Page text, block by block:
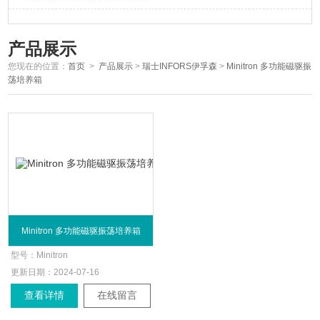
产品展示
您现在的位置：首页 > 产品展示 >瑞士INFORS伊孚森 > Minitron 多功能磁驱振
荡培养箱
Minitron 多功能磁驱振荡培养箱
型号： Minitron
更新日期： 2024-07-16
查看详情 在线留言